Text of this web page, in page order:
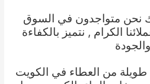
نحن متواجدون في السوق
الكرام , نتميز بالكفاءة
والجودة
من العطاء في الكويت